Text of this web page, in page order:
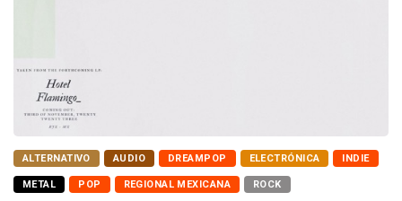
ALTERNATIVO AUDIO DREAMPOP ELECTRÓNICA INDIE
METAL POP REGIONAL MEXICANA ROCK